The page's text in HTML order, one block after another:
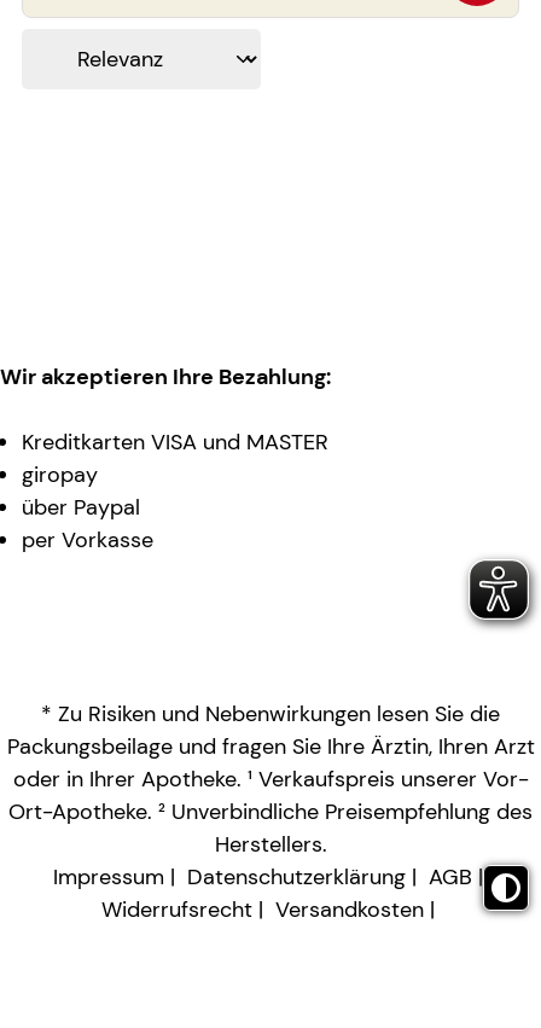
Wir akzeptieren Ihre Bezahlung:
Kreditkarten VISA und MASTER
giropay
über Paypal
per Vorkasse
* Zu Risiken und Nebenwirkungen lesen Sie die
Packungsbeilage und fragen Sie Ihre Ärztin, Ihren Arzt
oder in Ihrer Apotheke. ¹ Verkaufspreis unserer Vor-
Ort-Apotheke. ² Unverbindliche Preisempfehlung des
Herstellers.
Impressum
Datenschutzerklärung
AGB
Widerrufsrecht
Versandkosten